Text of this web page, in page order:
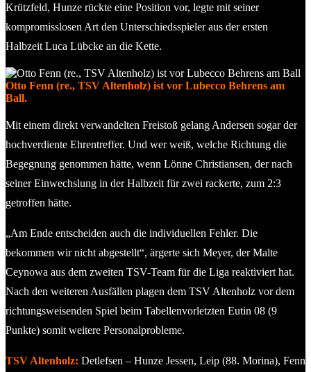
Krützfeld, Hunze rückte eine Position vor, legte mit seiner
kompromisslosen Art den Unterschiedsspieler aus der ersten
Halbzeit Luca Lübcke an die Kette.
Otto Fenn (re., TSV Altenholz) ist vor Lubecco Behrens am
Ball.
Mit einem direkt verwandelten Freistoß gelang Andersen sogar der
hochverdiente Ehrentreffer. Und wer weiß, welche Richtung die
Begegnung genommen hätte, wenn Lönne Christiansen, der nach
seiner Einwechslung in der Halbzeit für zwei rackerte, zum 2:3
getroffen hätte.
„Am Ende entscheiden auch die individuellen Fehler. Die
bekommen wir nicht abgestellt“, ärgerte sich Meyer, der Malte
Ceynowa aus dem zweiten TSV-Team für die Liga reaktiviert hat.
Nach den weiteren Ausfällen plagen dem TSV Altenholz vor dem
richtungsweisenden Spiel beim Tabellenvorletzten Eutin 08 (9
Punkte) somit weitere Personalprobleme.
TSV Altenholz: Detlefsen – Hunze Jessen, Leip (88. Morina), Fenn